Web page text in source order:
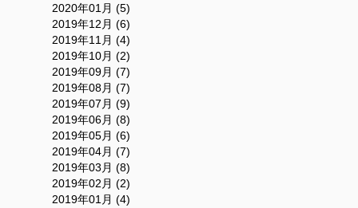
2020年01月 (5)
2019年12月 (6)
2019年11月 (4)
2019年10月 (2)
2019年09月 (7)
2019年08月 (7)
2019年07月 (9)
2019年06月 (8)
2019年05月 (6)
2019年04月 (7)
2019年03月 (8)
2019年02月 (2)
2019年01月 (4)